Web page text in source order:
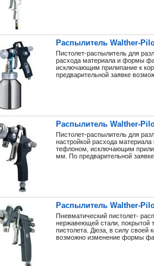
Распылитель Walther-
Пистолет-распылитель для
расхода материала и формы
исключающим прилипание к
предварительной заявке
Распылитель Walther-
Пистолет-распылитель для
настройкой расхода
тефлоном, исключающим
мм. По предварительной
Распылитель Walther-
Пневматический пистолет-
нержавеющей стали, покрытой
пистолета. Дюза, в силу своей
возможно изменение формы